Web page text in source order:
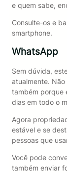
e quem sabe,
Consulte-os e
smartphone.
WhatsApp
Sem dúvida,
atualmente.
também porque
dias em todo o
Agora
estável e se
pessoas que
Você pode
também enviar